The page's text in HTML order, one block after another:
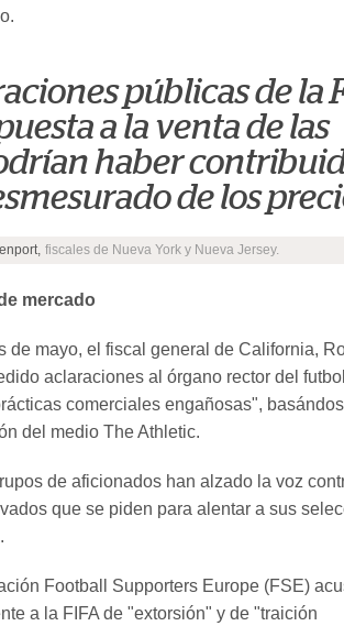
públicas de la
a la venta de las
haber
de los
fiscales de Nueva York y Nueva Jersey.
mercado
de mayo, el fiscal general de California,
aclaraciones al órgano rector del
comerciales engañosas",
del medio The Athletic.
de aficionados han alzado la voz
que se piden para alentar a sus
Football Supporters Europe (FSE)
a la FIFA de "extorsión" y de "traición